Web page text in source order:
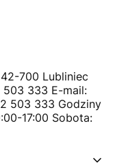
700 Lubliniec
503 333 E-mail:
503 333 Godziny
17:00 Sobota: